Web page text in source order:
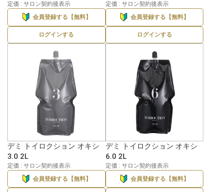
定価 : サロン契約後表示
会員登録する【無料】
ログインする
定価 : サロン契約後表示
会員登録する【無料】
ログインする
デミ トイロクション オキシ
3.0 2L
定価 : サロン契約後表示
会員登録する【無料】
デミ トイロクション オキシ
6.0 2L
定価 : サロン契約後表示
会員登録する【無料】